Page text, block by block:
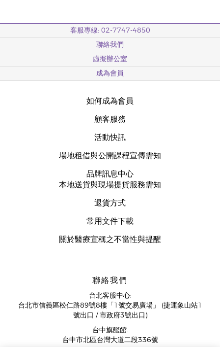
客服專線: 02-7747-4850
聯絡我們
虛擬辦公室
成為會員
如何成為會員
顧客服務
活動快訊
場地租借與公開課程宣傳需知
品牌訊息中心
本地送貨與現場提貨服務需知
退貨方式
常用文件下載
關於醫療宣稱之不當性與提醒
聯絡我們
台北客服中心:
台北市信義區松仁路89號8樓「1號交易廣場」 (捷運象山站1
號出口 / 市政府3號出口)
台中旗艦館:
台中市北區台灣大道二段336號